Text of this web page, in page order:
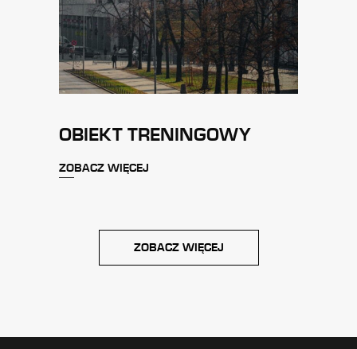
OBIEKT TRENINGOWY
ZOBACZ WIĘCEJ
ZOBACZ WIĘCEJ